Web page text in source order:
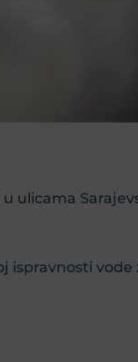
ulicama
ispravnosti vode